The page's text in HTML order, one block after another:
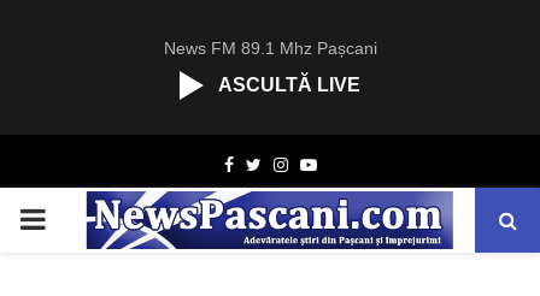
News FM 89.1 Mhz Pașcani
ASCULTĂ LIVE
Facebook
TwitterInstagram
Youtube
PRIMARY